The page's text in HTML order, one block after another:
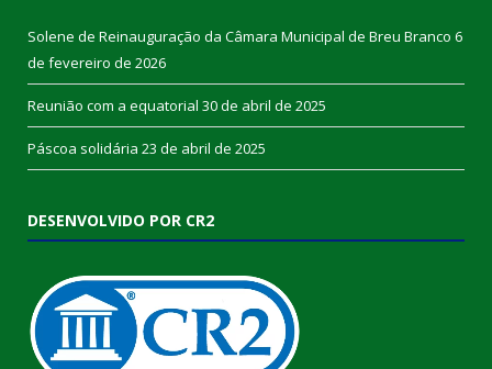
Solene de Reinauguração da Câmara Municipal de Breu Branco 6
de fevereiro de 2026
Reunião com a equatorial 30 de abril de 2025
Páscoa solidária 23 de abril de 2025
DESENVOLVIDO POR CR2